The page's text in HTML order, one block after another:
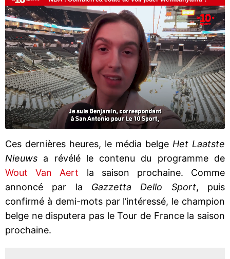
Ces dernières heures, le média belge Het Laatste
Nieuws a révélé le contenu du programme de
Wout Van Aert la saison prochaine. Comme
annoncé par la Gazzetta Dello Sport, puis
confirmé à demi-mots par l’intéressé, le champion
belge ne disputera pas le Tour de France la saison
prochaine.